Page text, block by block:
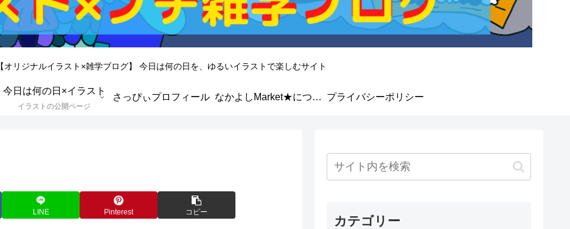
【オリジナルイラスト×雑学ブログ】 今日は何の日を、ゆるいイラストで楽しむサイト
今日は何の日×イラスト
イラストの公開ページ
さっぴぃプロフィール なかよしMarket★について プライバシーポリシー
LINE Pinterest コピー
カテゴリー